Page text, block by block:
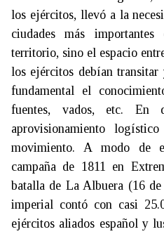
los ejércitos, llevó a la
ciudades más
territorio, sino el espacio
los ejércitos debían transitar
fundamental el
fuentes, vados, etc. En
aprovisionamiento
movimiento. A modo de
campaña de 1811 en
batalla de La Albuera (16
imperial contó con casi
ejércitos aliados español y